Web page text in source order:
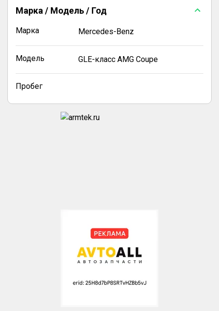
Марка / Модель / Год
Марка Mercedes-Benz
Модель GLE-класс AMG Coupe
Пробег